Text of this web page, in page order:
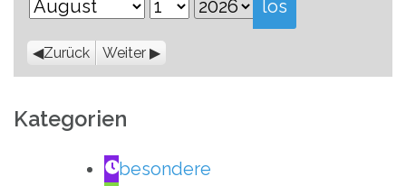
Monat
Tag
Jahr
Zurück Weiter
Kategorien
besondere